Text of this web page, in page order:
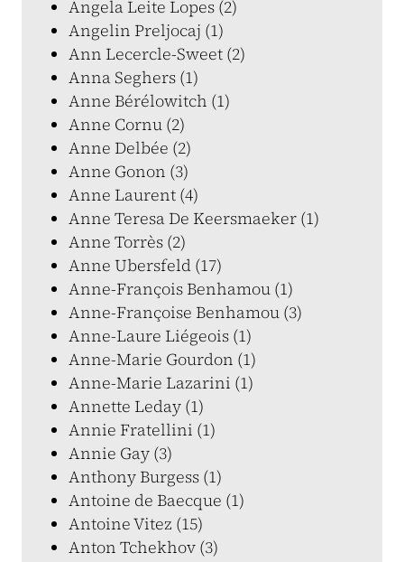
Angela Leite Lopes (2)
Angelin Preljocaj (1)
Ann Lecercle-Sweet (2)
Anna Seghers (1)
Anne Bérélowitch (1)
Anne Cornu (2)
Anne Delbée (2)
Anne Gonon (3)
Anne Laurent (4)
Anne Teresa De Keersmaeker (1)
Anne Torrès (2)
Anne Ubersfeld (17)
Anne-François Benhamou (1)
Anne-Françoise Benhamou (3)
Anne-Laure Liégeois (1)
Anne-Marie Gourdon (1)
Anne-Marie Lazarini (1)
Annette Leday (1)
Annie Fratellini (1)
Annie Gay (3)
Anthony Burgess (1)
Antoine de Baecque (1)
Antoine Vitez (15)
Anton Tchekhov (3)